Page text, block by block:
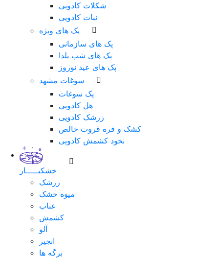
شکلات کادویی
نبات کادویی
پک های ویژه
پک های سازمانی
پک های شب یلدا
پک های عید نوروز
سوغات مشهد
پک سوغات
هل کادویی
زرشک کادویی
کشک و قره قروت خالص
نخود کشمش کادویی
خشکبـــــار
زرشک
میوه خشک
عناب
کشمش
آلو
انجیر
برگه ها